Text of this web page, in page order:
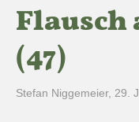
Flausch
(47)
Stefan Niggemeier, 29.